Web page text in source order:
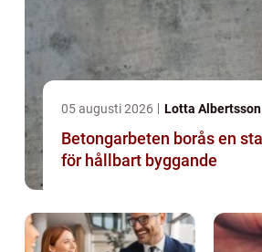
05 augusti 2026 Lotta Albertsson
Betongarbeten borås en stabil grund
för hållbart byggande